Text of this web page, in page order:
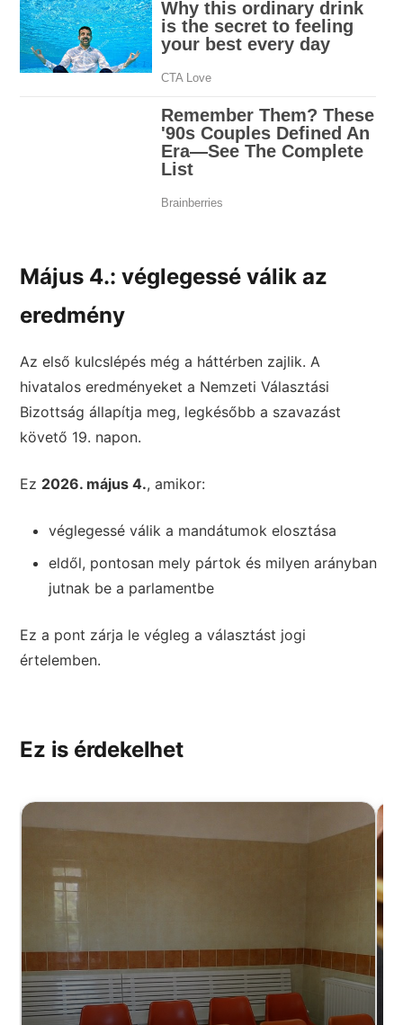
Május 4.: véglegessé válik az
eredmény
Az első kulcslépés még a háttérben zajlik. A
hivatalos eredményeket a Nemzeti Választási
Bizottság állapítja meg, legkésőbb a szavazást
követő 19. napon.
Ez 2026. május 4., amikor:
véglegessé válik a mandátumok elosztása
eldől, pontosan mely pártok és milyen arányban
jutnak be a parlamentbe
Ez a pont zárja le végleg a választást jogi
értelemben.
Ez is érdekelhet